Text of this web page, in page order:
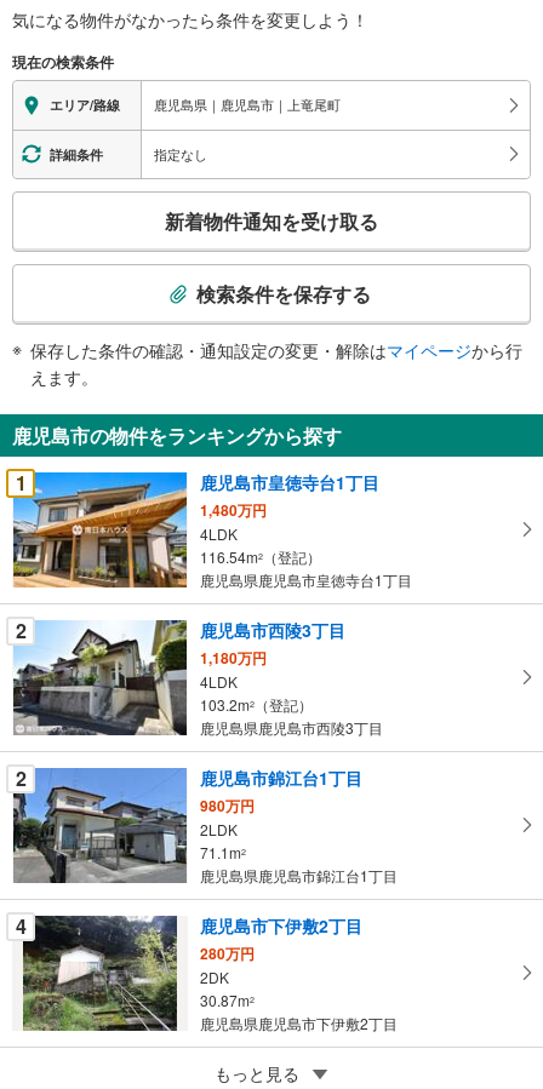
気になる物件がなかったら条件を変更しよう！
現在の検索条件
エリア/路線 鹿児島県｜鹿児島市｜上竜尾町
詳細条件 指定なし
検
知
を
受
け
取
る
・
条
件
を
マ
イ
ペ
ー
ジ
に
保
存
す
る
新着物件通知を受け取る
検索条件を保存する
保存した条件の確認・通知設定の変更・解除はマイページから行
えます。
鹿児島市の物件をランキングから探す
1
鹿児島市皇徳寺台1丁目
1,480万円
4LDK
116.54m2
（登記）
鹿児島県鹿児島市皇徳寺台1丁目
2 鹿児島市西陵3丁目
1,180万円
4LDK
103.2m2
（登記）
鹿児島県鹿児島市西陵3丁目
2 鹿児島市錦江台1丁目
980万円
2LDK
71.1m2
鹿児島県鹿児島市錦江台1丁目
4 鹿児島市下伊敷2丁目
280万円
2DK
30.87m2
鹿児島県鹿児島市下伊敷2丁目
鹿児島市草牟田2丁目
もっと見る